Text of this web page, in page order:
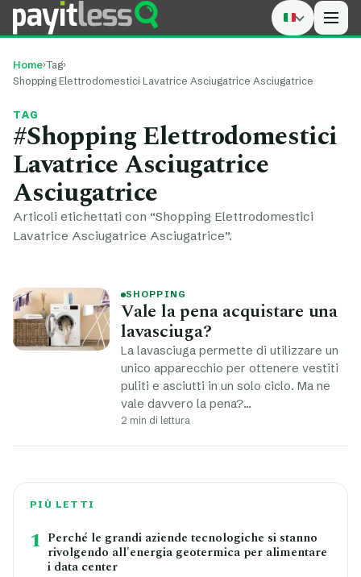
Home›Tag›
Shopping Elettrodomestici Lavatrice Asciugatrice Asciugatrice
TAG
#Shopping Elettrodomestici
Lavatrice Asciugatrice
Asciugatrice
Articoli etichettati con “Shopping Elettrodomestici
Lavatrice Asciugatrice Asciugatrice”.
SHOPPING
Vale la pena acquistare una
lavasciuga?
La lavasciuga permette di utilizzare un
unico apparecchio per ottenere vestiti
puliti e asciutti in un solo ciclo. Ma ne
vale davvero la pena?…
2 min di lettura
PIÙ LETTI
1 Perché le grandi aziende tecnologiche si stanno
rivolgendo all'energia geotermica per alimentare
i data center